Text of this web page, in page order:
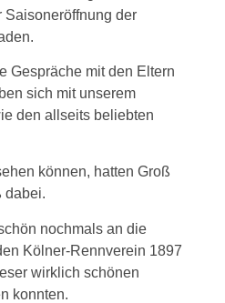
Saisoneröffnung der
Gespräche mit den Eltern
sich mit unserem
den allseits beliebten
können, hatten Groß
dabei.
nochmals an die
Kölner-Rennverein 1897
wirklich schönen
konnten.